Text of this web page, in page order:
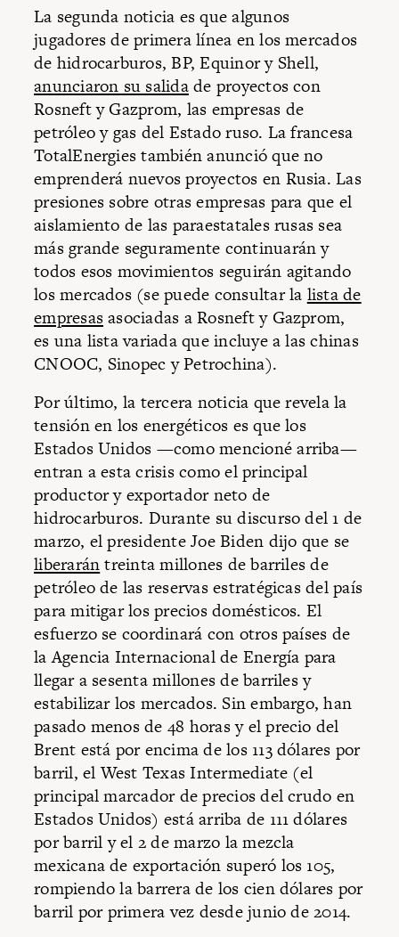
La segunda noticia es que algunos
jugadores de primera línea en los mercados
de hidrocarburos, BP, Equinor y Shell,
anunciaron su salidade proyectos con
Rosneft y Gazprom, las empresas de
petróleo y gas del Estado ruso. La francesa
TotalEnergies también anunció que no
emprenderá nuevos proyectos en Rusia. Las
presiones sobre otras empresas para que el
aislamiento de las paraestatales rusas sea
más grande seguramente continuarán y
todos esos movimientos seguirán agitando
los mercados (se puede consultar la lista de
empresasasociadas a Rosneft y Gazprom,
es una lista variada que incluye a las chinas
CNOOC, Sinopec y Petrochina).
Por último, la tercera noticia que revela la
tensión en los energéticos es que los
Estados Unidos —como mencioné arriba—
entran a esta crisis como el principal
productor y exportador neto de
hidrocarburos. Durante su discurso del 1 de
marzo, el presidente Joe Biden dijo que se
liberarántreinta millones de barriles de
petróleo de las reservas estratégicas del país
para mitigar los precios domésticos. El
esfuerzo se coordinará con otros países de
la Agencia Internacional de Energía para
llegar a sesenta millones de barriles y
estabilizar los mercados. Sin embargo, han
pasado menos de 48 horas y el precio del
Brent está por encima de los 113 dólares por
barril, el West Texas Intermediate (el
principal marcador de precios del crudo en
Estados Unidos) está arriba de 111 dólares
por barril y el 2 de marzo la mezcla
mexicana de exportación superó los 105,
rompiendo la barrera de los cien dólares por
barril por primera vez desde junio de 2014.